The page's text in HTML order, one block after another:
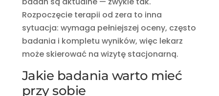
Rozpoczęcie terapii od zera to inna
sytuacja: wymaga pełniejszej oceny, często
badania i kompletu wyników, więc lekarz
może skierować na wizytę stacjonarną.
Jakie badania warto mieć
przy sobie